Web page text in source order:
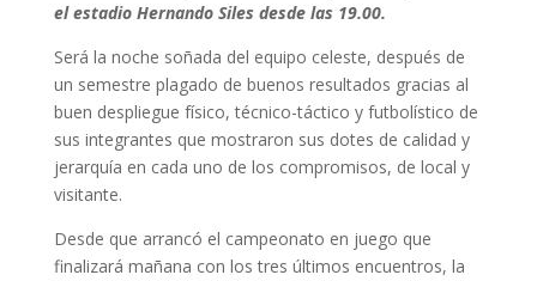
el estadio Hernando Siles desde las 19.00.
Será la noche soñada del equipo celeste, después de
un semestre plagado de buenos resultados gracias al
buen despliegue físico, técnico-táctico y futbolístico de
sus integrantes que mostraron sus dotes de calidad y
jerarquía en cada uno de los compromisos, de local y
visitante.
Desde que arrancó el campeonato en juego que
finalizará mañana con los tres últimos encuentros, la